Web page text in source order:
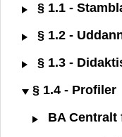
§ 1.1 -
§ 1.2 -
§ 1.3 -
§ 1.4 - Profiler
BA Centralt